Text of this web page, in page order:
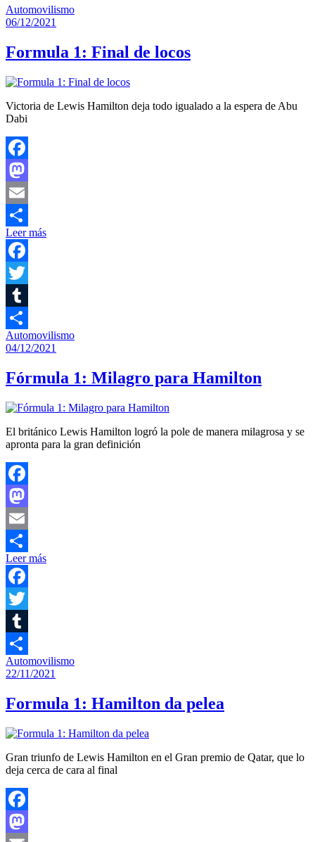
Automovilismo
06/12/2021
Formula 1: Final de locos
Victoria de Lewis Hamilton deja todo igualado a la espera de Abu
Dabi
Facebook
Mastodon
Email
Compartir
Leer más
Facebook
Twitter
Tumblr
Compartir
Automovilismo
04/12/2021
Fórmula 1: Milagro para Hamilton
El británico Lewis Hamilton logró la pole de manera milagrosa y se
apronta para la gran definición
Facebook
Mastodon
Email
Compartir
Leer más
Facebook
Twitter
Tumblr
Compartir
Automovilismo
22/11/2021
Formula 1: Hamilton da pelea
Gran triunfo de Lewis Hamilton en el Gran premio de Qatar, que lo
deja cerca de cara al final
Facebook